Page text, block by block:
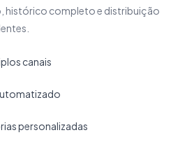
histórico completo e distribuição
canais
personalizadas